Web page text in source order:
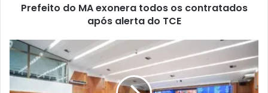
e
x
o
Prefeito do MA exonera todos os contratados
após alerta do TCE
A
s
s